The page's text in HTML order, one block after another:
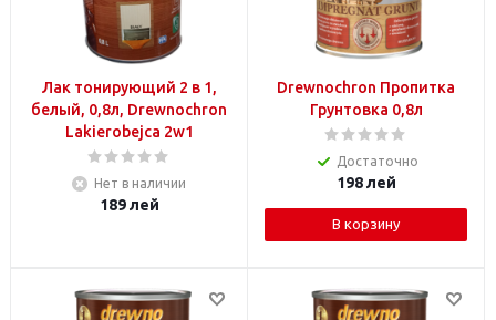
Лак тонирующий 2 в 1,
белый, 0,8л, Drewnochron
Lakierobejca 2w1
Нет в наличии
189лей
Drewnochron Пропитка
Грунтовка 0,8л
Достаточно
198лей
В корзину